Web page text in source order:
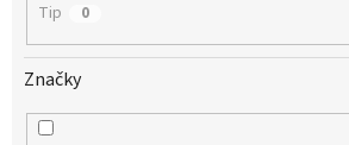
Tip 0
Značky